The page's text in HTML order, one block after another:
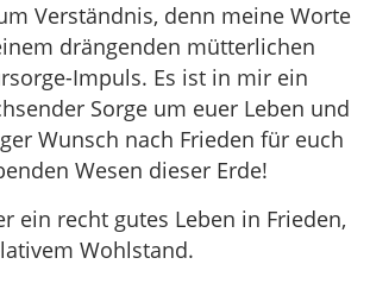
Verständnis, denn meine Worte
drängenden mütterlichen
Impuls. Es ist in mir ein
Sorge um euer Leben und
Wunsch nach Frieden für euch
Wesen dieser Erde!
ein recht gutes Leben in Frieden,
Wohlstand.